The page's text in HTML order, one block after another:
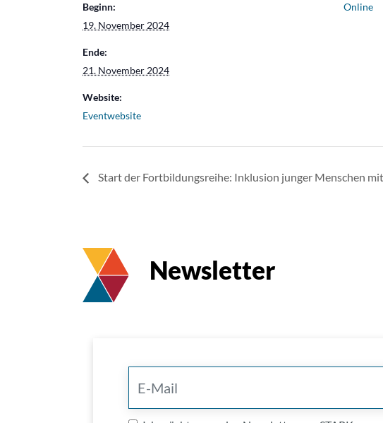
Beginn:
19. November 2024
Ende:
21. November 2024
Website:
Eventwebsite
Online
Start der Fortbildungsreihe: Inklusion junger Menschen
Newsletter